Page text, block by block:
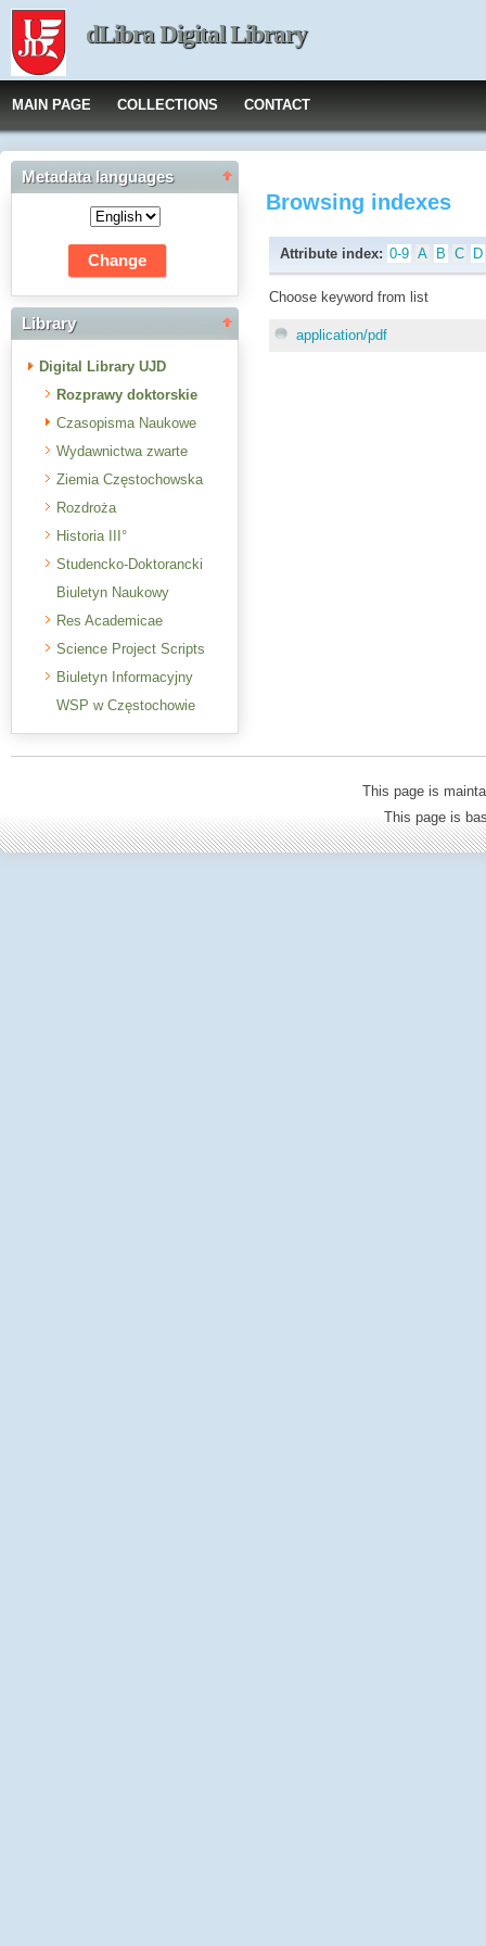
dLibra Digital Library
MAIN PAGE COLLECTIONS CONTACT
Metadata languages
Library
Digital Library UJD
Rozprawy doktorskie
Czasopisma Naukowe
Wydawnictwa zwarte
Ziemia Częstochowska
Rozdroża
Historia III°
Studencko-Doktorancki
Biuletyn Naukowy
Res Academicae
Science Project Scripts
Biuletyn Informacyjny
WSP w Częstochowie
Browsing indexes
Attribute index: 0-9 A B C D
Choose keyword from list
application/pdf
This page is
This page is